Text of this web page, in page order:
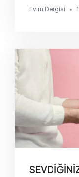
Evim Dergisi •